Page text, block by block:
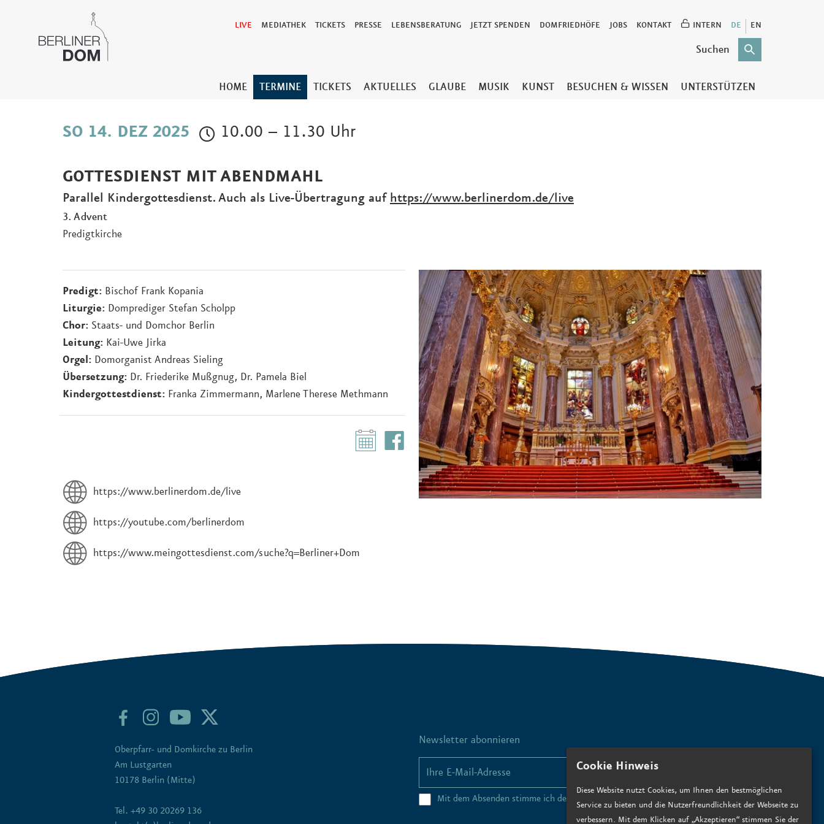
Cookie Hinweis
Diese Website nutzt Cookies, um Ihnen den bestmöglichen
Service zu bieten und die Nutzerfreundlichkeit der Webseite zu
verbessern. Mit dem Klicken auf „Akzeptieren“ stimmen Sie der
LIVE MEDIATHEK TICKETS PRESSE LEBENSBERATUNG JETZT SPENDEN DOMFRIEDHÖFE JOBS KONTAKT INTERN DE EN
HOME TERMINE TICKETS AKTUELLES GLAUBE MUSIK KUNST BESUCHEN & WISSEN UNTERSTÜTZEN
SO 14. DEZ 2025 10.00 – 11.30 Uhr
GOTTESDIENST MIT ABENDMAHL
Parallel Kindergottesdienst. Auch als Live-Übertragung auf https://www.berlinerdom.de/live
3. Advent
Predigtkirche
Predigt: Bischof Frank Kopania
Liturgie: Domprediger Stefan Scholpp
Chor: Staats- und Domchor Berlin
Leitung: Kai-Uwe Jirka
Orgel: Domorganist Andreas Sieling
Übersetzung: Dr. Friederike Mußgnug, Dr. Pamela Biel
Kindergottestdienst: Franka Zimmermann, Marlene Therese Methmann
https://www.berlinerdom.de/live
https://youtube.com/berlinerdom
https://www.meingottesdienst.com/suche?q=Berliner+Dom
Oberpfarr- und Domkirche zu Berlin
Am Lustgarten
10178 Berlin (Mitte)
Tel. +49 30 20269 136
Newsletter abonnieren
Mit dem Absenden stimme ich den Datenschutzbedingungen zu